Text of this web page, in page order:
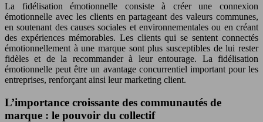
La fidélisation émotionnelle consiste à créer une connexion
émotionnelle avec les clients en partageant des valeurs communes,
en soutenant des causes sociales et environnementales ou en créant
des expériences mémorables. Les clients qui se sentent connectés
émotionnellement à une marque sont plus susceptibles de lui rester
fidèles et de la recommander à leur entourage. La fidélisation
émotionnelle peut être un avantage concurrentiel important pour les
entreprises, renforçant ainsi leur marketing client.
L’importance croissante des communautés de
marque : le pouvoir du collectif